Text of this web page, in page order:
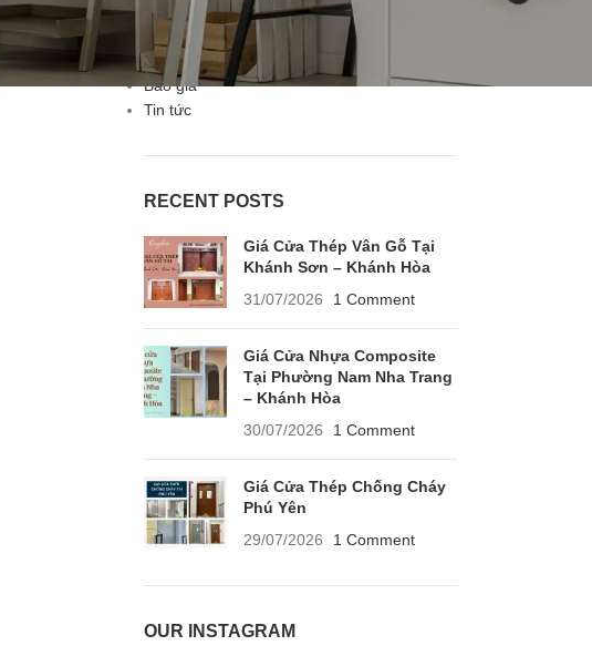
CATEGORIES
Báo giá
Tin tức
RECENT POSTS
Giá Cửa Thép Vân Gỗ Tại
Khánh Sơn – Khánh Hòa
31/07/2026
1 Comment
Giá Cửa Nhựa Composite
Tại Phường Nam Nha Trang
– Khánh Hòa
30/07/2026
1 Comment
Giá Cửa Thép Chống Cháy
Phú Yên
29/07/2026
1 Comment
OUR INSTAGRAM